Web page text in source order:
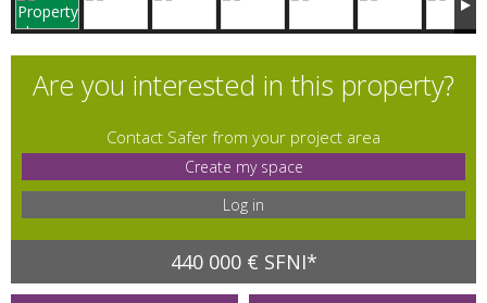
Are you interested in this property?
Contact Safer from your project area
Create my space
Log in
440 000 € SFNI*